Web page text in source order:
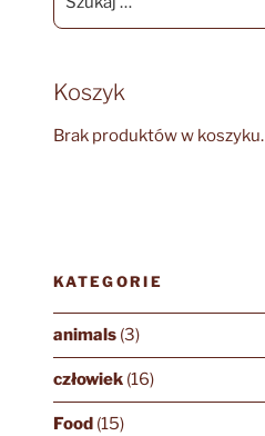
Koszyk
Brak produktów w koszyku.
KATEGORIE
animals(3)
człowiek(16)
Food(15)